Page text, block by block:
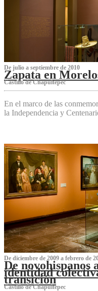
De julio a septiembre de 2010
Zapata en
Castillo de Chapultepec
En el marco de las
la Independencia y
De diciembre de 2009 a febrero de
De novohispanos
identidad
transición
Castillo de Chapultepec